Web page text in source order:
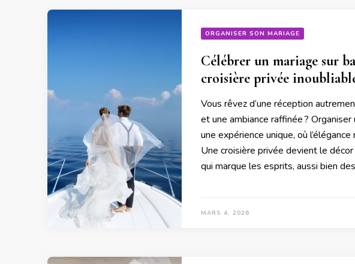
ORGANISER SON MARIAGE
Célébrer un mariage sur
croisière privée
Vous rêvez d’une réception
et une ambiance raffinée ?
une expérience unique, où
Une croisière privée devient le
qui marque les esprits, aussi bien
MARS 4, 2026